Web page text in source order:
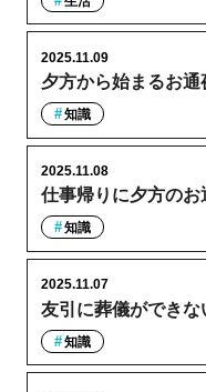
夕方から始まるお
2025.11.09
知識
仕事帰りに夕方の
2025.11.08
知識
友引に葬儀ができな
2025.11.07
知識